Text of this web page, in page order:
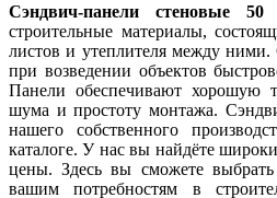
Сэндвич-панели стеновые
строительные материалы,
листов и утеплителя между
при возведении объектов
Панели обеспечивают хорошую
шума и простоту монтажа.
нашего собственного
каталоге. У нас вы найдёте
цены. Здесь вы сможете выбрать
вашим потребностям в